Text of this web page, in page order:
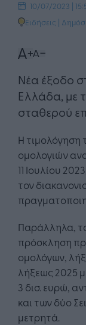
10/07/2023 |
Ειδήσεις |
Νέα έξοδο
Ελλάδα, με
σταθερού
Η
ομολογιών
11 Ιουλίου
τον
Παράλληλα,
πρόσκληση
ομολόγων,
λήξεως 2025
3 δισ. ευρώ,
και των δύο
μετρητά.